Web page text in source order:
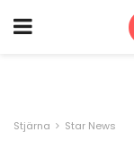
Stjärna Star News